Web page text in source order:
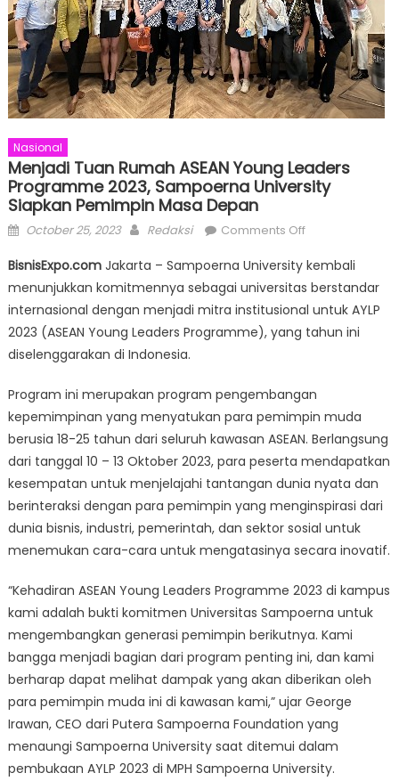
Nasional
Menjadi Tuan Rumah ASEAN Young Leaders
Programme 2023, Sampoerna University
Siapkan Pemimpin Masa Depan
Posted
October 25, 2023 Author
Redaksi Comments Offon
Tuan
Rumah
ASEAN
Young
2023,
Sampoerna
University
Siapkan
Pemimpin
Masa
Depan
BisnisExpo.comJakarta – Sampoerna University kembali
menunjukkan komitmennya sebagai universitas berstandar
internasional dengan menjadi mitra institusional untuk AYLP
2023 (ASEAN Young Leaders Programme), yang tahun ini
diselenggarakan di Indonesia.
Program ini merupakan program pengembangan
kepemimpinan yang menyatukan para pemimpin muda
berusia 18-25 tahun dari seluruh kawasan ASEAN. Berlangsung
dari tanggal 10 – 13 Oktober 2023, para peserta mendapatkan
kesempatan untuk menjelajahi tantangan dunia nyata dan
berinteraksi dengan para pemimpin yang menginspirasi dari
dunia bisnis, industri, pemerintah, dan sektor sosial untuk
menemukan cara-cara untuk mengatasinya secara inovatif.
“Kehadiran ASEAN Young Leaders Programme 2023 di kampus
kami adalah bukti komitmen Universitas Sampoerna untuk
mengembangkan generasi pemimpin berikutnya. Kami
bangga menjadi bagian dari program penting ini, dan kami
berharap dapat melihat dampak yang akan diberikan oleh
para pemimpin muda ini di kawasan kami,” ujar George
Irawan, CEO dari Putera Sampoerna Foundation yang
menaungi Sampoerna University saat ditemui dalam
pembukaan AYLP 2023 di MPH Sampoerna University.